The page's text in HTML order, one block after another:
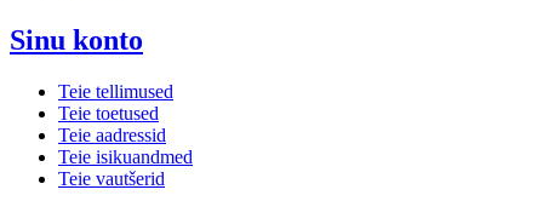
Sinu konto
Teie tellimused
Teie toetused
Teie aadressid
Teie isikuandmed
Teie vautšerid